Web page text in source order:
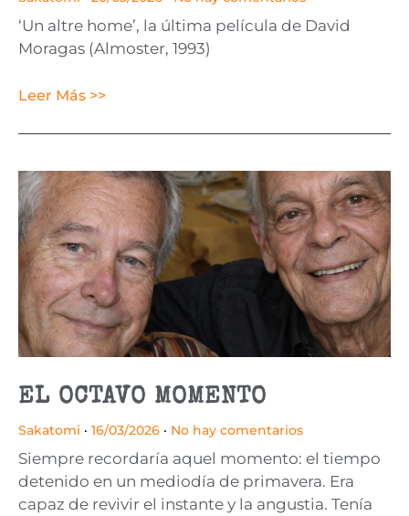
‘Un altre home’, la última película de David
Moragas (Almoster, 1993)
Leer Más >>
EL OCTAVO MOMENTO
Sakatomi 16/03/2026 No hay comentarios
Siempre recordaría aquel momento: el tiempo
detenido en un mediodía de primavera. Era
capaz de revivir el instante y la angustia. Tenía